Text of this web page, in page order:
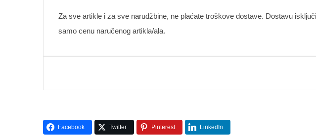
Za sve artikle i za sve narudžbine, ne plaćate troškove dostave. Dostavu
samo cenu naručenog artikla/ala.
Facebook Twitter Pinterest LinkedIn